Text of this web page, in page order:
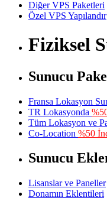
Diğer VPS Paketleri
Özel VPS Yapılandır
Fiziksel
Sunucu
Fransa Lokasyon
TR Lokasyonda
Tüm Lokasyon ve
Co-Location %50
Sunucu
Lisanslar ve Paneller
Donamın Eklentileri